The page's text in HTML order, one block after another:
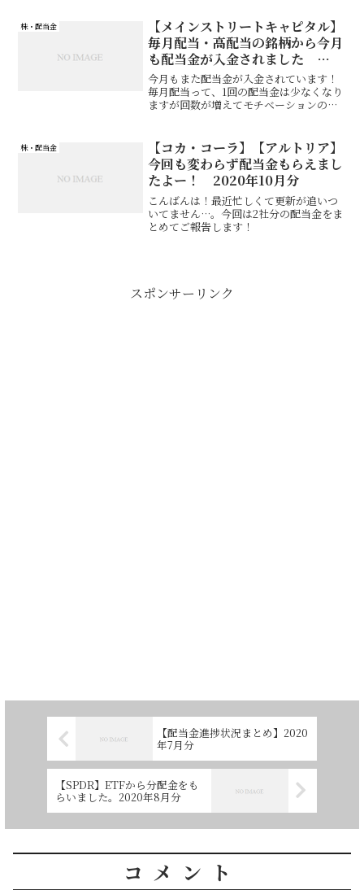
株・配当金
【メインストリートキャピタル】
毎月配当・高配当の銘柄から今月
も配当金が入金されました
2021年2月分
今月もまた配当金が入金されています！
毎月配当って、1回の配当金は少なくなり
ますが回数が増えてモチベーションの維
う…
株・配当金
【コカ・コーラ】【アルトリア】
今回も変わらず配当金もらえまし
たよー！ 2020年10月分
こんばんは！最近忙しくて更新が追いつ
いてません…。今回は2社分の配当金をま
とめてご報告します！
スポンサーリンク
【配当金進捗状況まとめ】2020
年7月分
【SPDR】ETFから分配金をも
らいました。2020年8月分
コメント